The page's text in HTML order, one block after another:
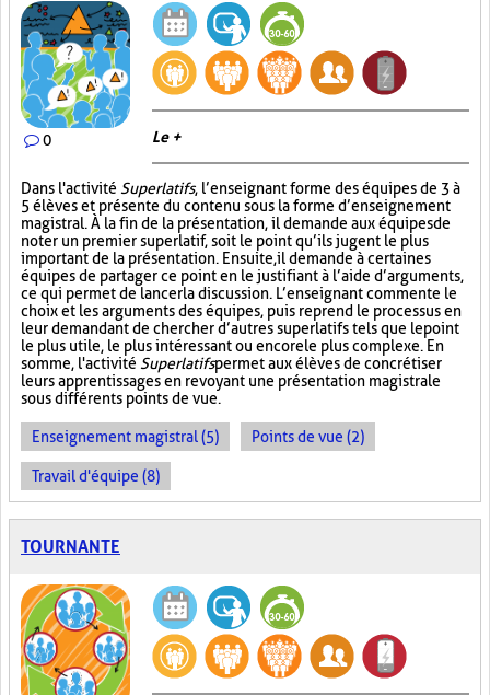
0 Le +
Dans l'activité Superlatifs, l’enseignant forme des équipes de 3 à
5 élèves et présente du contenu sous la forme d’enseignement
magistral. À la fin de la présentation, il demande aux équipes de
noter un premier superlatif, soit le point qu’ils jugent le plus
important de la présentation. Ensuite, il demande à certaines
équipes de partager ce point en le justifiant à l’aide d’arguments,
ce qui permet de lancer la discussion. L’enseignant commente le
choix et les arguments des équipes, puis reprend le processus en
leur demandant de chercher d’autres superlatifs tels que le point
le plus utile, le plus intéressant ou encore le plus complexe. En
somme, l'activité Superlatifspermet aux élèves de concrétiser
leurs apprentissages en revoyant une présentation magistrale
sous différents points de vue.
Enseignement magistral (5) Points de vue (2)
Travail d'équipe (8)
TOURNANTE